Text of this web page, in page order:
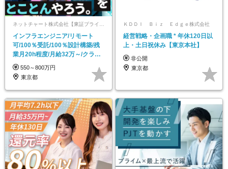
インフラエンジニア/リモート
可/100％受託/100％設計構築/残
業月20h程度/月給32万～/クラウ
ド案件有
550～800万円
東京都
ＫＤＤＩ Ｂｉｚ Ｅｄｇｅ株式会社
経営戦略・企画職 * 年休120日以
上・土日祝休み【東京本社】
非公開
東京都